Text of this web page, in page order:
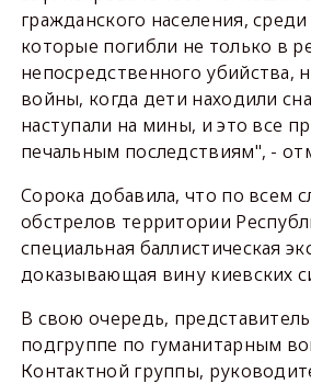
гражданского населения,
которые погибли не только в
непосредственного убийства,
войны, когда дети находили
наступали на мины, и это все
печальным последствиям", -
Сорока добавила, что по всем
обстрелов территории
специальная баллистическая
доказывающая вину киевских
В свою очередь,
подгруппе по гуманитарным
Контактной группы,